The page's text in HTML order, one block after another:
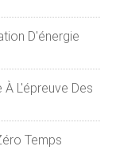
D'énergie
L'épreuve Des
Temps